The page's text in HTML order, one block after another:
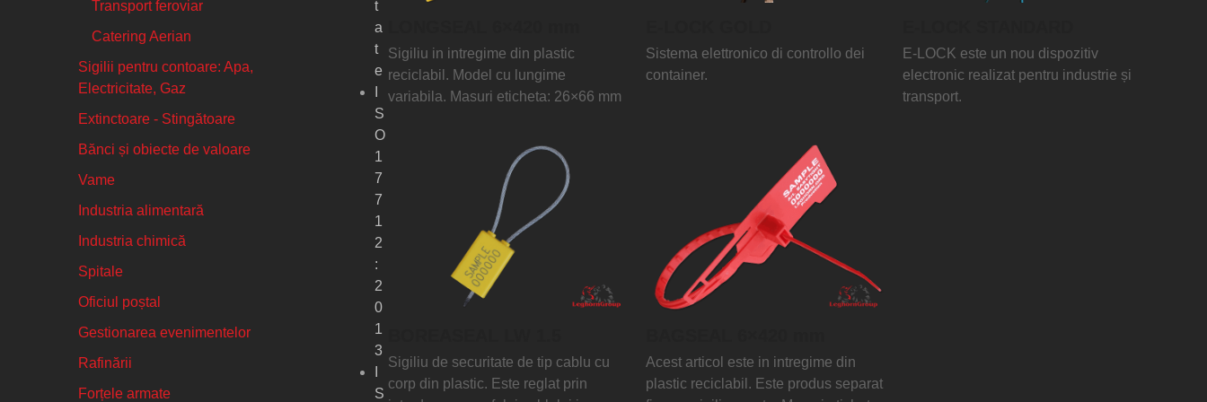
Sigiliu in intregime din plastic
reciclabil. Model cu lungime
variabila. Masuri eticheta: 26×66 mm
Sistema elettronico di controllo dei
container.
E-LOCK este un nou dispozitiv
electronic realizat pentru industrie și
transport.
Sigiliu de securitate de tip cablu cu
corp din plastic. Este reglat prin
Acest articol este in intregime din
plastic reciclabil. Este produs separat
Transport feroviar
Catering Aerian
Sigilii pentru contoare: Apa,
Electricitate, Gaz
Extinctoare - Stingătoare
Bănci și obiecte de valoare
Vame
Industria alimentară
Industria chimică
Spitale
Oficiul poștal
Gestionarea evenimentelor
Rafinării
Forțele armate
t
a
t
e
S
O
1
7
7
1
2
:
2
0
1
3
S